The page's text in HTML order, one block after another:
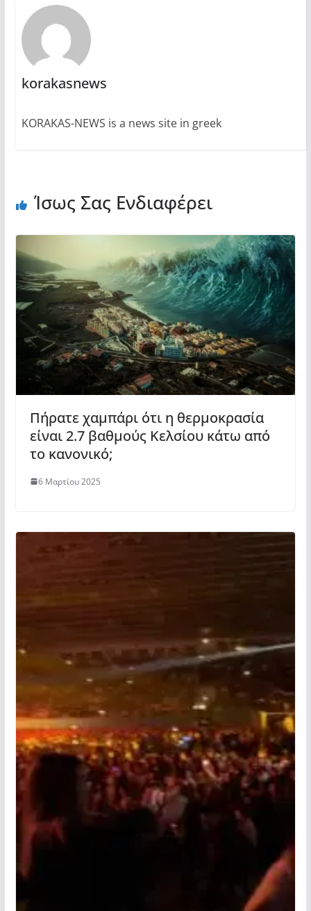
korakasnews
KORAKAS-NEWS is a news site in greek
Ίσως Σας Ενδιαφέρει
Πήρατε χαμπάρι ότι η θερμοκρασία
είναι 2.7 βαθμούς Κελσίου κάτω από
το κανονικό;
6 Μαρτίου 2025